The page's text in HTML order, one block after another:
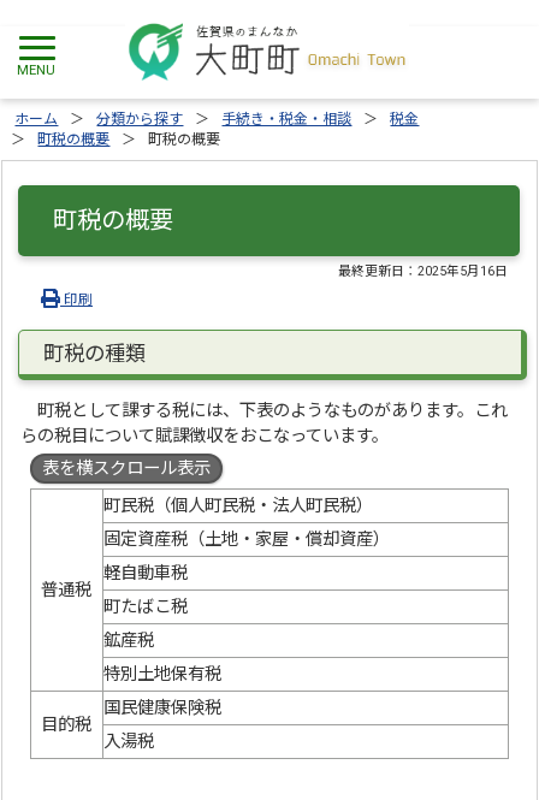
ホーム 分類から探す 手続き・税金・相談
税金
町税の概要
町税の概要
町税の概要
最終更新日：2025年5月16日
印刷
町税の種類
町税として課する税には、下表のようなものがあります。これ
らの税目について賦課徴収をおこなっています。
表を横スクロール表示
普通税
町民税（個人町民税・法人町民税）
固定資産税（土地・家屋・償却資産）
軽自動車税
町たばこ税
鉱産税
特別土地保有税
目的税
国民健康保険税
入湯税